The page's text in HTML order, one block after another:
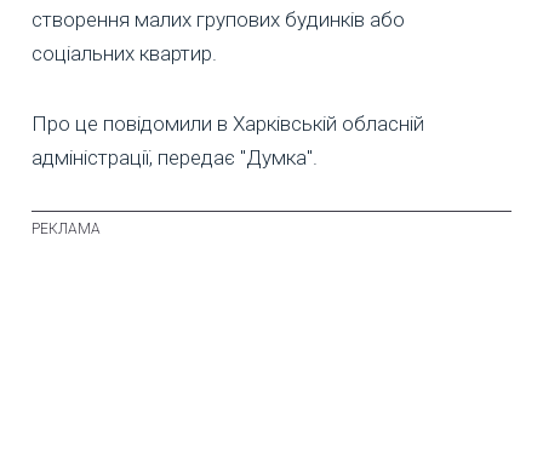
створення малих групових будинків або
соціальних квартир.
Про це повідомили в Харківській обласній
адміністрації, передає "Думка".